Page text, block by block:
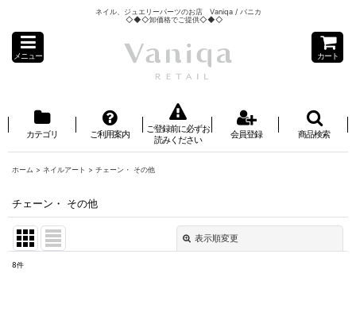
ネイル、ジュエリーパーツのお店 Vaniqa / バニカ
◇◆◇卸価格でご提供◇◆◇
メニュー カート
カテゴリ ご利用案内
ご登録前に必ずお
読みください
会員登録 商品検索
ホーム > ネイルアート > チェーン・ その他
チェーン・ その他
表示順変更
8件